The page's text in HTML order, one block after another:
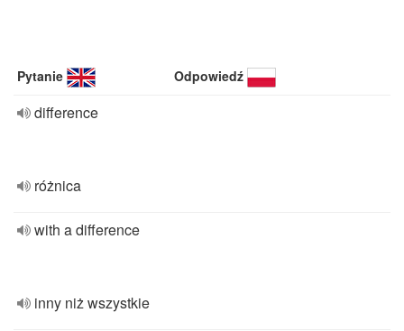
Pytanie Odpowiedź
difference
różnica
with a difference
inny niż wszystkie